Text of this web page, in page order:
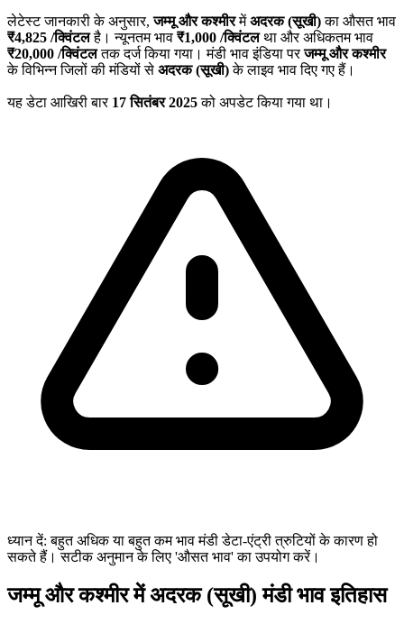
लेटेस्ट जानकारी के अनुसार,जम्मू और कश्मीरमेंअदरक (सूखी)का औसत भाव
₹4,825 /क्विंटलहै। न्यूनतम भाव ₹1,000 /क्विंटलथा और अधिकतम भाव
₹20,000 /क्विंटलतक दर्ज किया गया। मंडी भाव इंडिया परजम्मू और कश्मीर
के विभिन्न जिलों की मंडियों से अदरक (सूखी)के लाइव भाव दिए गए हैं।
यह डेटा आखिरी बार 17 सितंबर 2025को अपडेट किया गया था।
ध्यान दें: बहुत अधिक या बहुत कम भाव मंडी डेटा-एंट्री त्रुटियों के कारण हो
सकते हैं। सटीक अनुमान के लिए 'औसत भाव' का उपयोग करें।
जम्मू और कश्मीर में अदरक (सूखी) मंडी भाव इतिहास